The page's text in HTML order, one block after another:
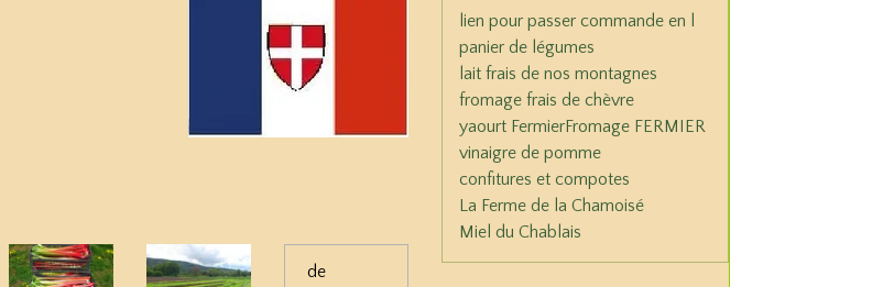
de
lien pour passer commande en l
panier de légumes
lait frais de nos montagnes
fromage frais de chèvre
yaourt FermierFromage FERMIER
vinaigre de pomme
confitures et compotes
La Ferme de la Chamoisé
Miel du Chablais